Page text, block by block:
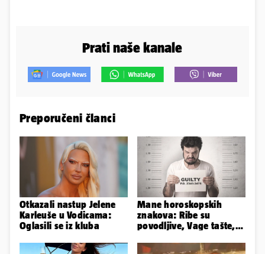
Prati naše kanale
Preporučeni članci
Otkazali nastup Jelene
Karleuše u Vodicama:
Oglasili se iz kluba
Mane horoskopskih
znakova: Ribe su
povodljive, Vage tašte,
sebičan...